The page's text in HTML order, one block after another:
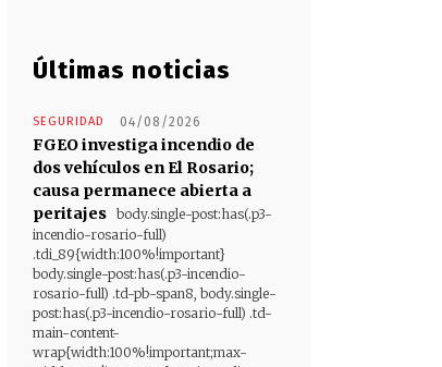
Últimas noticias
SEGURIDAD 04/08/2026
FGEO investiga incendio de
dos vehículos en El Rosario;
causa permanece abierta a
peritajes body.single-post:has(.p3-
incendio-rosario-full)
.tdi_89{width:100%!important}
body.single-post:has(.p3-incendio-
rosario-full) .td-pb-span8, body.single-
post:has(.p3-incendio-rosario-full) .td-
main-content-
wrap{width:100%!important;max-